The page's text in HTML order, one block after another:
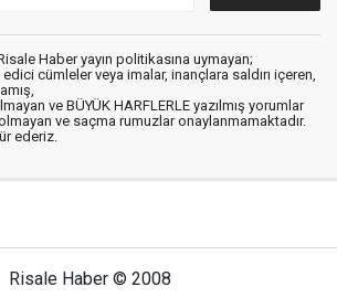
Haber yayın politikasına uymayan;
cümleler veya imalar, inançlara saldırı içeren,
ve BÜYÜK HARFLERLE yazılmış yorumlar
olmayan ve saçma rumuzlar onaylanmamaktadır.
ederiz.
Risale Haber © 2008